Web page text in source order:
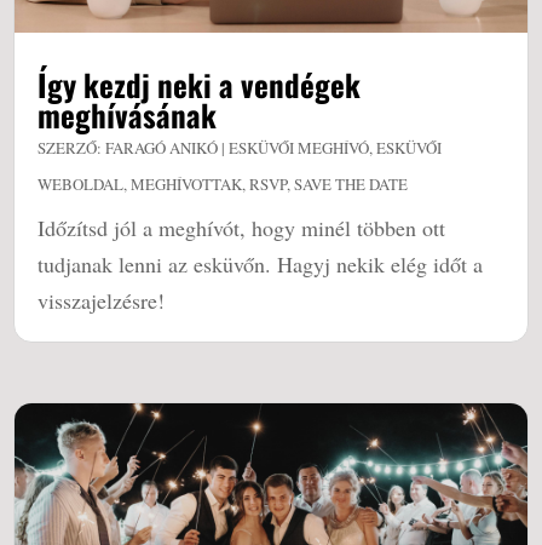
Így kezdj neki a vendégek
meghívásának
SZERZŐ:FARAGÓ ANIKÓ |ESKÜVŐI MEGHÍVÓ,ESKÜVŐI
WEBOLDAL,MEGHÍVOTTAK,RSVP,SAVE THE DATE
Időzítsd jól a meghívót, hogy minél többen ott
tudjanak lenni az esküvőn. Hagyj nekik elég időt a
visszajelzésre!